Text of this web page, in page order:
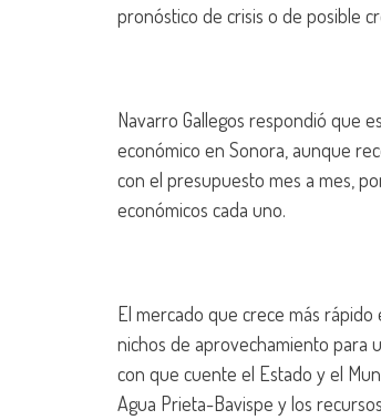
pronóstico de crisis o de posible
Navarro Gallegos respondió que
económico en Sonora, aunque
con el presupuesto mes a mes,
económicos cada uno.
El mercado que crece más
nichos de aprovechamiento para
con que cuente el Estado y el
Agua Prieta-Bavispe y los